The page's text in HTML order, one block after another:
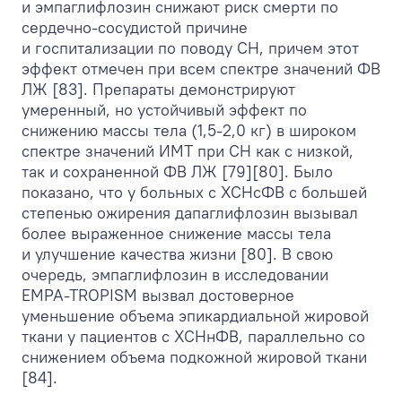
и эмпаглифлозин снижают риск смерти по
сердечно-сосудистой причине
и госпитализации по поводу СН, причем этот
эффект отмечен при всем спектре значений ФВ
ЛЖ [83]. Препараты демонстрируют
умеренный, но устойчивый эффект по
снижению массы тела (1,5-2,0 кг) в широком
спектре значений ИМТ при СН как с низкой,
так и сохраненной ФВ ЛЖ [79][80]. Было
показано, что у больных с ХСНсФВ с большей
степенью ожирения дапаглифлозин вызывал
более выраженное снижение массы тела
и улучшение качества жизни [80]. В свою
очередь, эмпаглифлозин в исследовании
EMPA-TROPISM вызвал достоверное
уменьшение объема эпикардиальной жировой
ткани у пациентов с ХСНнФВ, параллельно со
снижением объема подкожной жировой ткани
[84].